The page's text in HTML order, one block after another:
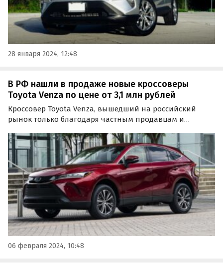
28 января 2024, 12:48
В РФ нашли в продаже новые кроссоверы
Toyota Venza по цене от 3,1 млн рублей
Кроссовер Toyota Venza, вышедший на российский
рынок только благодаря частным продавцам и
минимальный ценник снизился до 4,2 млн рублей, то
сейчас, в начале февраля, он упал еще сильнее — до 3,1
млн…
06 февраля 2024, 10:48